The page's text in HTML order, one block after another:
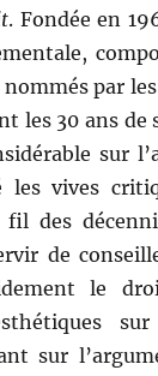
. Fondée en
par
les 30 ans de
sur
les vives
fil des
de
le
sur